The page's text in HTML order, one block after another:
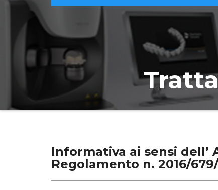
Informativa ai sensi dell’
Regolamento n. 2016/